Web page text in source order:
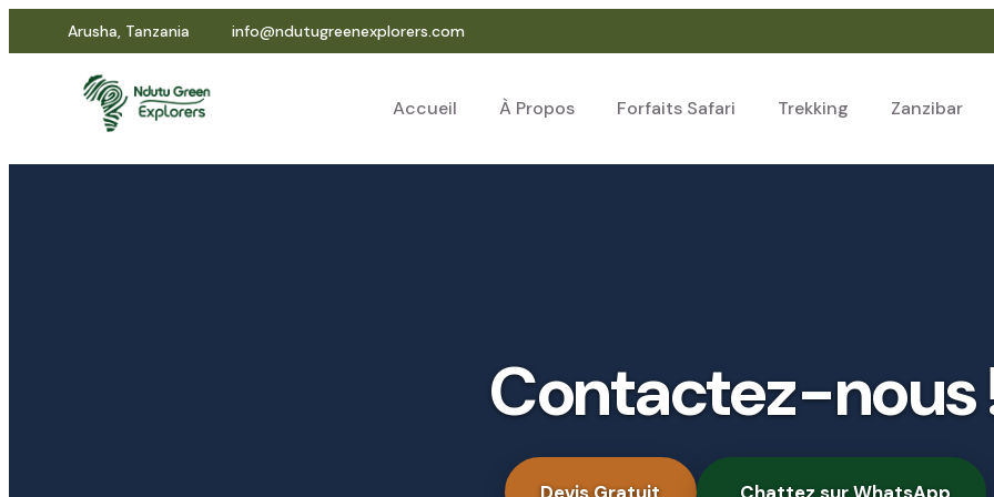
Arusha, Tanzania info@ndutugreenexplorers.com
Accueil À Propos Forfaits Safari Trekking Zanzibar
Contactez-nous
Devis Gratuit Chattez sur WhatsApp